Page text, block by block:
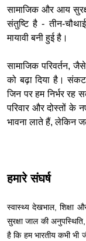
सामाजिक और आय
संतुष्टि है - तीन-
मायावी बनी हुई है।
सामाजिक परिवर्तन,
को बढ़ा दिया है।
जिन पर हम निर्भर
परिवार और दोस्तों के
भावना लाते हैं, लेकिन
हमारे संघर्ष
स्वास्थ्य देखभाल, शिक्षा
सुरक्षा जाल की
है कि हम भारतीय कभी भी